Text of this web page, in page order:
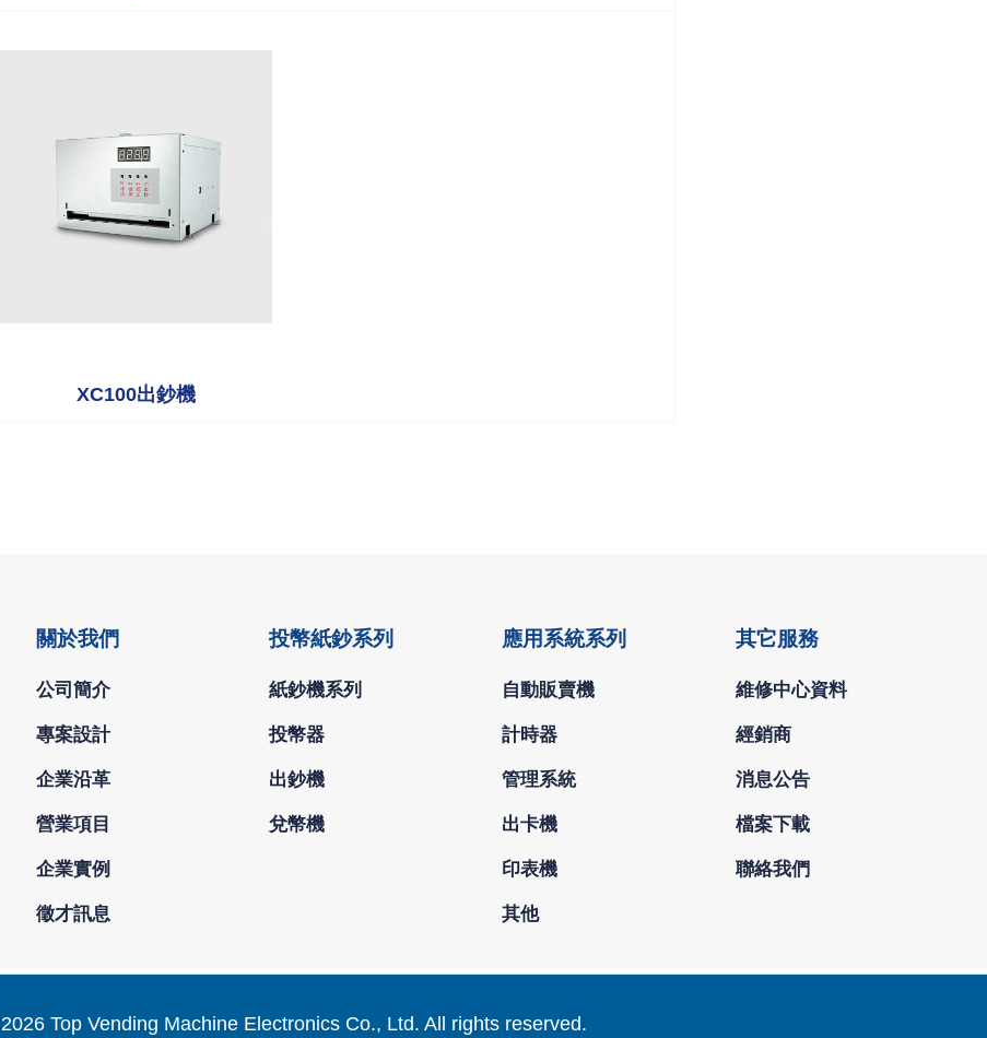
XC100出鈔機
關於我們
公司簡介
專案設計
企業沿革
營業項目
企業實例
徵才訊息
投幣紙鈔系列
紙鈔機系列
投幣器
出鈔機
兌幣機
應用系統系列
自動販賣機
計時器
管理系統
出卡機
印表機
其他
其它服務
維修中心資料
經銷商
消息公告
檔案下載
聯絡我們
2026 Top Vending Machine Electronics Co., Ltd. All rights reserved.